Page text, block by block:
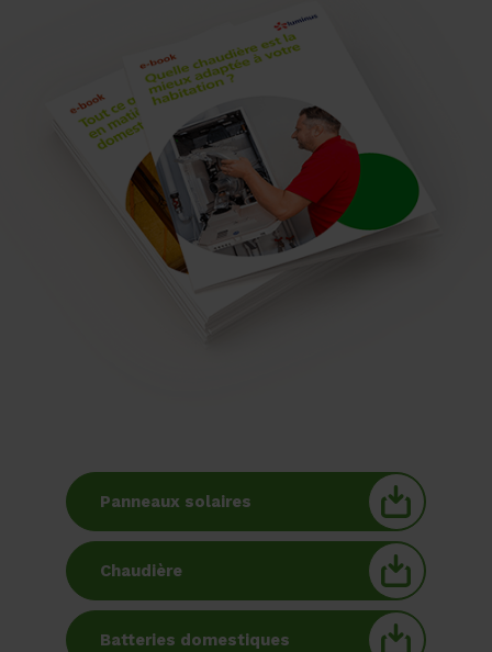
Panneaux solaires
Chaudière
Batteries domestiques